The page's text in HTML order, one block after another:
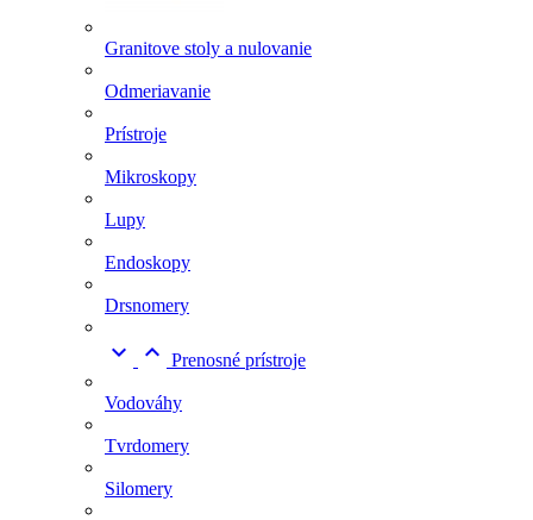
Granitove stoly a nulovanie
Odmeriavanie
Prístroje
Mikroskopy
Lupy
Endoskopy
Drsnomery
  Prenosné prístroje
Vodováhy
Tvrdomery
Silomery